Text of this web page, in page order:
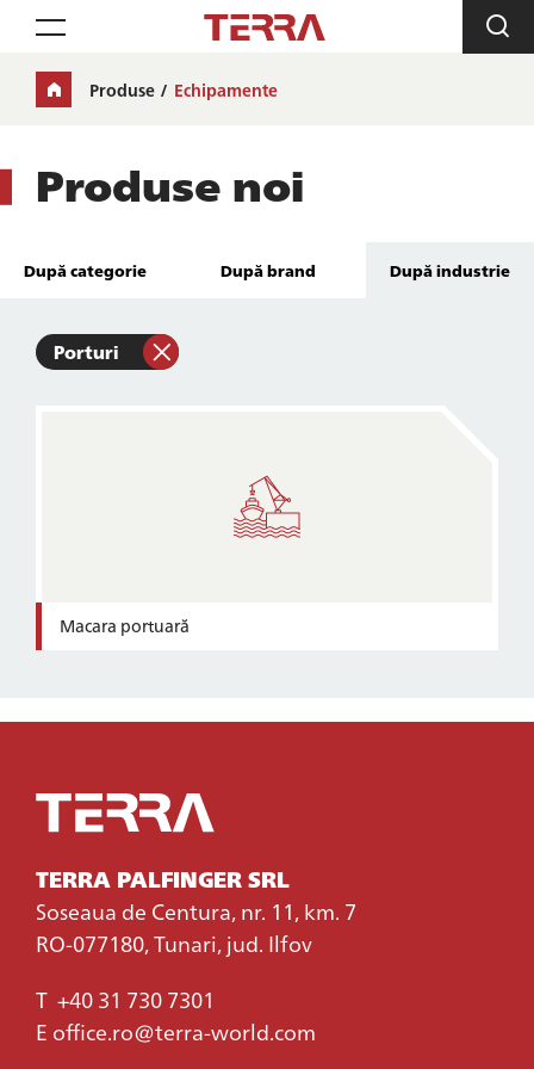
Toggle navigation
Produse Echipamente
Produse noi
După categorie După brand După industrie
Porturi
Macara portuară
TERRA PALFINGER SRL
Soseaua de Centura, nr. 11, km. 7
RO-077180, Tunari, jud. Ilfov
T +40 31 730 7301
E office.ro@terra-world.com